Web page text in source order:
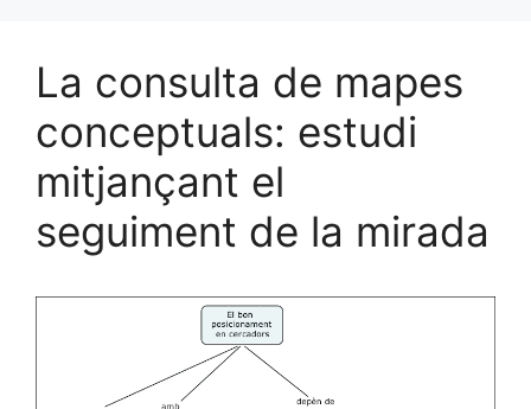
La consulta de mapes
conceptuals: estudi
mitjançant el
seguiment de la mirada